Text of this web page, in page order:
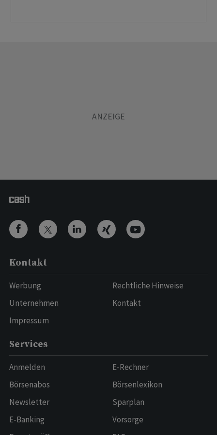
Kontakt
Werbung
Unternehmen
Impressum
Rechtliche Hinweise
Kontakt
Services
Anmelden
Börsenabos
Newsletter
E-Banking
E-Rechner
Börsenlexikon
Sparplan
Vorsorge